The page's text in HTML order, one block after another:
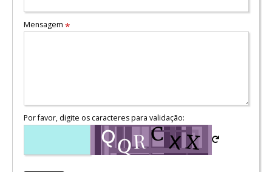
Mensagem *
Por favor, digite os caracteres para validação: